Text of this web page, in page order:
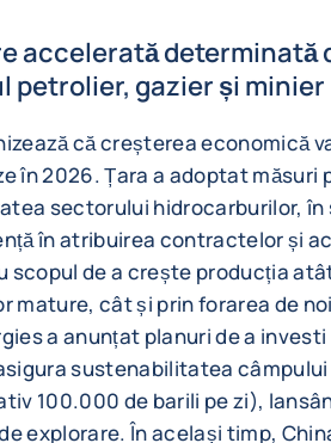
accelerată determinată
petrolier, gazier și minier
că creșterea economică
în 2026. Țara a adoptat măsuri
sectorului hidrocarburilor, în
în atribuirea contractelor și
scopul de a crește producția
mature, cât și prin forarea de
a anunțat planuri de a
sustenabilitatea
100.000 de barili pe zi),
explorare. În același timp,